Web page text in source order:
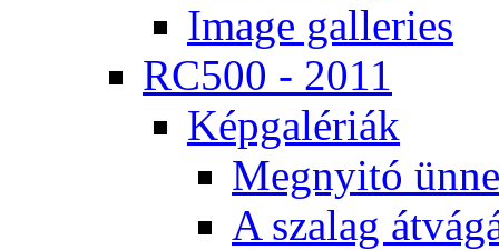
Image gal­le­ri­es
RC500 - 2011
Kép­ga­lé­ri­ák
Meg­nyi­tó
A sza­lag